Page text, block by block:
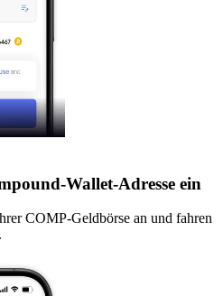
Wallet-Adresse ein
COMP-Geldbörse an und fahren